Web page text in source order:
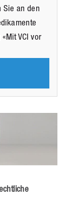
Sie an den
VCI vor